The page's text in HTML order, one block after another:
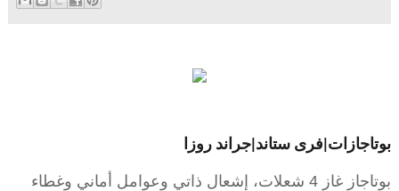
بوتاجازات|فرى ستاند|جراند روزا
بوتاجاز غاز 4 شعلات، إشعال ذاتي وعوامل أماني وغطاء